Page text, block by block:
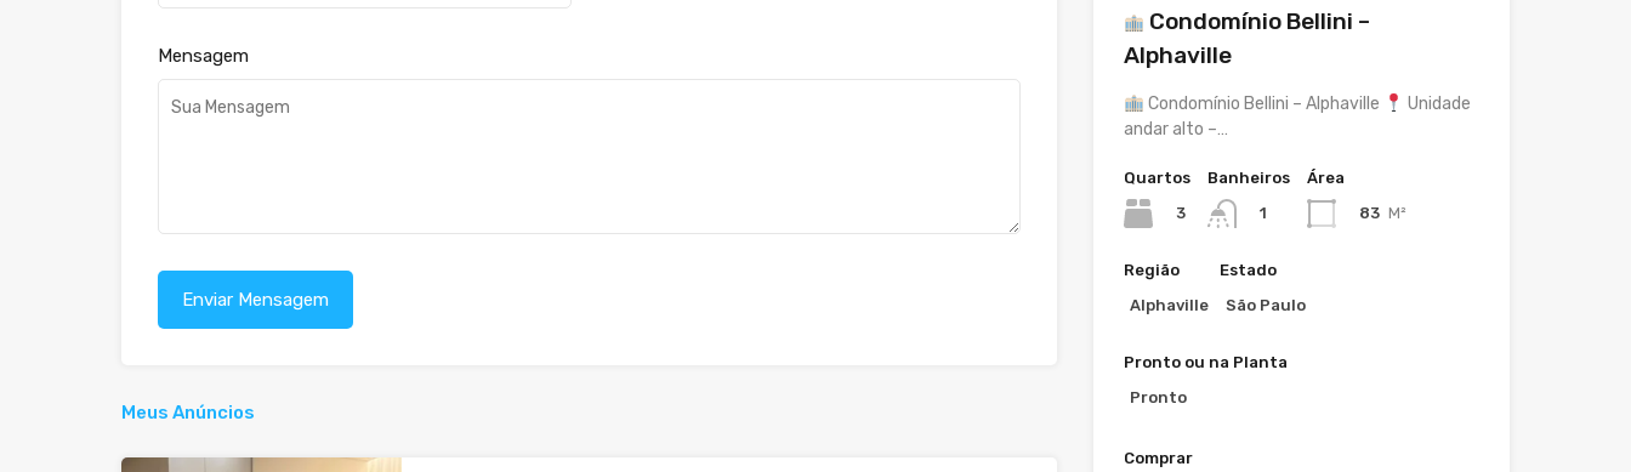
Mensagem
Meus Anúncios
Condomínio Bellini –
Alphaville
Condomínio Bellini – Alphaville
Unidade
andar alto –…
Quartos
3
Banheiros
1
Área
83 M²
Região
Alphaville
Estado
São Paulo
Pronto ou na Planta
Pronto
Comprar